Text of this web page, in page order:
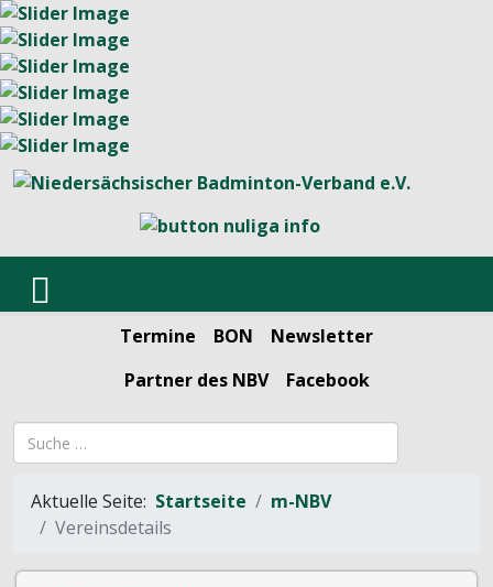
Termine BON
Newsletter
Partner des NBV
Facebook
Suchbegriff
Aktuelle Seite: Startseite
m-NBV
Vereinsdetails